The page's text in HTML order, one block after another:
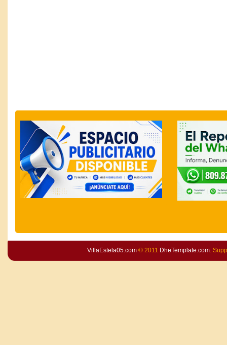
VillaEstela05.com© 2011 DheTemplate.com.